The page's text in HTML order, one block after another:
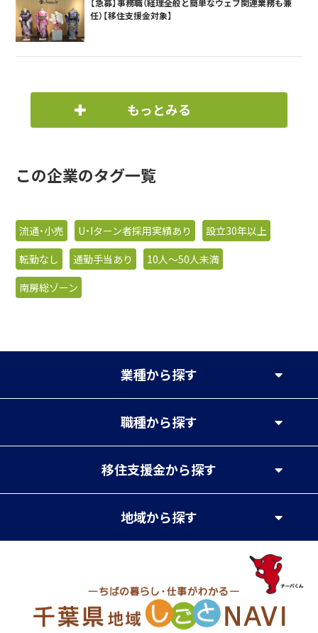
任）【移住支援金対象】
もっとみる
この企業のタグ一覧
流通・小売 U・Iターン者採用実績あり
設立30年以上
転勤なし
通勤手当あり
10人〜50人未満
南房総ゾーン
業種から探す
職種から探す
移住支援金から探す
地域から探す